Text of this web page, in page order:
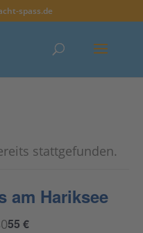
spass.de
stattgefunden.
am Hariksee
55 €